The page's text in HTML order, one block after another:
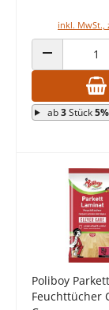
inkl. MwSt.,
ANZAHL
ab3Stück
Poliboy
Feuchttücher